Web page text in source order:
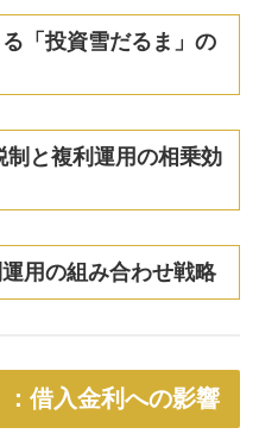
「投資雪だるま」の
と複利運用の相乗効
用の組み合わせ戦略
借入金利への影響